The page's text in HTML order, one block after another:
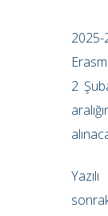
2025-
2